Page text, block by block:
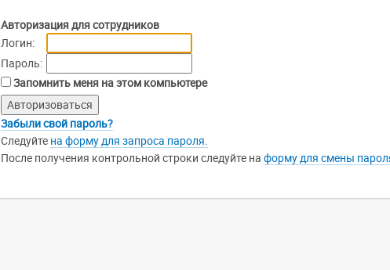
Авторизация для сотрудников
Логин:
Пароль:
Запомнить меня на этом компьютере
Забыли свой пароль?
Следуйте на форму для запроса пароля.
После получения контрольной строки следуйте на форму для смены